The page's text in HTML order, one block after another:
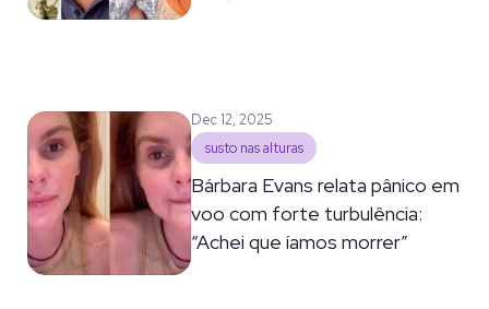
Dec 12, 2025
susto nas alturas
Bárbara Evans relata pânico em
voo com forte turbulência:
“Achei que íamos morrer”